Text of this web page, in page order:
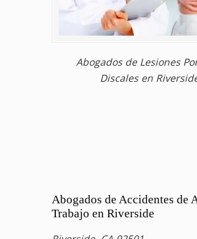
Abogados de Lesiones
Discales en
Abogados de Accidentes de
Trabajo en Riverside